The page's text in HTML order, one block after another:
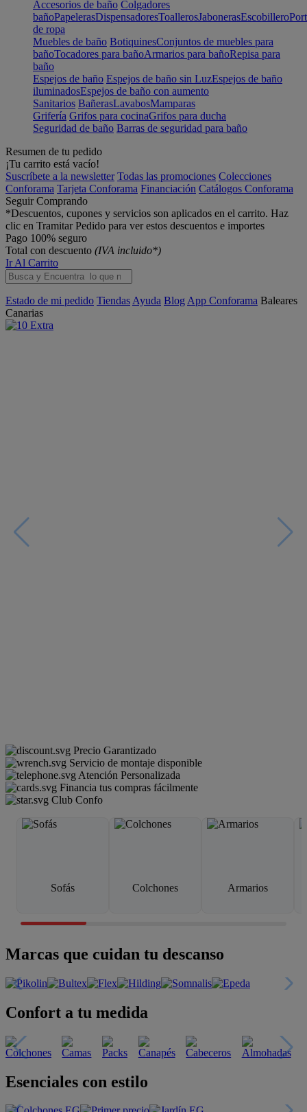
Accesorios de baño Colgadores
bañoPapelerasDispensadoresToallerosJabonerasEscobillero
de ropa
Muebles de baño BotiquinesConjuntos de muebles para
bañoTocadores para bañoArmarios para bañoRepisa para
baño
Espejos de baño Espejos de baño sin LuzEspejos de baño
iluminadosEspejos de baño con aumento
Sanitarios BañerasLavabosMamparas
Grifería Grifos para cocinaGrifos para ducha
Seguridad de baño Barras de seguridad para baño
Resumen de tu pedido
¡Tu carrito está vacío!
Suscríbete a la newsletter Todas las promociones Colecciones
Conforama Tarjeta Conforama Financiación Catálogos Conforama
Seguir Comprando
*Descuentos, cupones y servicios son aplicados en el carrito. Haz
clic en Tramitar Pedido para ver estos descuentos e importes
Pago 100% seguro
Total con descuento (IVA incluido*)
Ir Al Carrito
Estado de mi pedido Tiendas Ayuda Blog App Conforama Baleares
Canarias
Precio Garantizado
Servicio de montaje disponible
Atención Personalizada
Financia tus compras fácilmente
Club Confo
Sofás Colchones Armarios
Marcas que cuidan tu descanso
Confort a tu medida
Esenciales con estilo